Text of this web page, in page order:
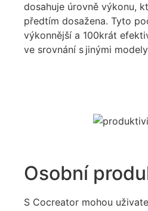
dosahuje úrovně výkonu,
předtím dosažena. Tyto
výkonnější a 100krát
ve srovnání s jinými
Osobní
S Cocreator mohou